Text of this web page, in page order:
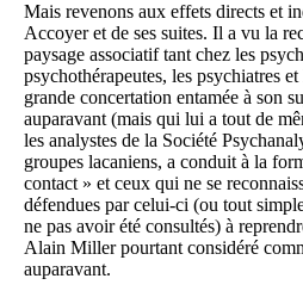
Mais revenons aux effets directs et
Accoyer et de ses suites. Il a vu la
paysage associatif tant chez les
psychothérapeutes, les psychiatres
grande concertation entamée à son
auparavant (mais qui lui a tout de
les analystes de la Société
groupes lacaniens, a conduit à la
contact » et ceux qui ne se
défendues par celui-ci (ou tout
ne pas avoir été consultés) à
Alain Miller pourtant considéré
auparavant.